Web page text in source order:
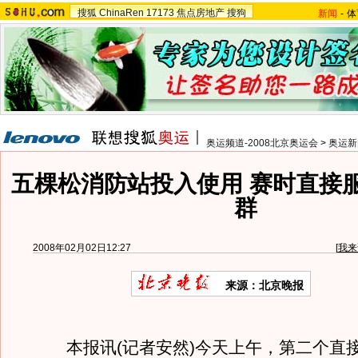
搜狐 ChinaRen 17173 焦点房地产 搜狗 新闻 -
奥运频道-2008北京奥运会 > 奥运
五棵松消防站投入使用 赛时直接
群
2008年02月02日12:27 [我
来源：北京晚报
本报讯(记者安然)今天上午，第二个直